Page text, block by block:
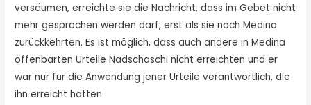
versäumen, erreichte sie die Nachricht, dass im Gebet nicht
mehr gesprochen werden darf, erst als sie nach Medina
zurückkehrten. Es ist möglich, dass auch andere in Medina
offenbarten Urteile Nadschaschi nicht erreichten und er
war nur für die Anwendung jener Urteile verantwortlich, die
ihn erreicht hatten.